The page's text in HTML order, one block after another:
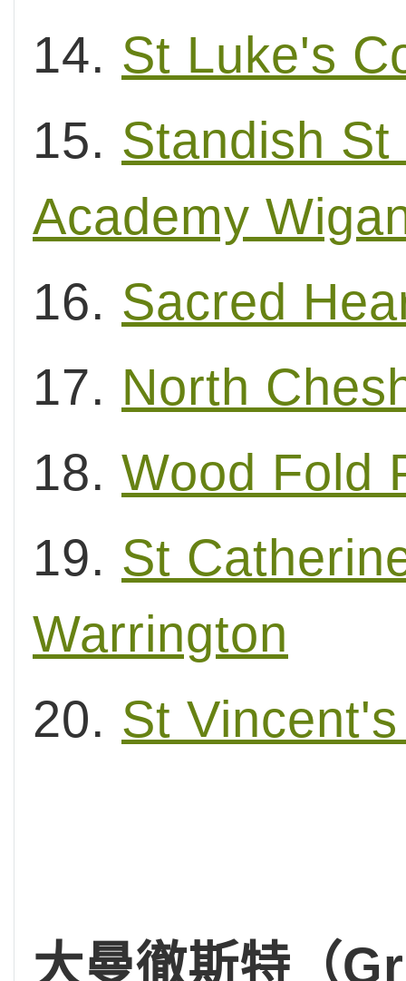
14. St Luke's
15. Standish
Academy
16. Sacred
17. North
18. Wood Fold
19. St
Warrington
20. St
大曼徹斯特（